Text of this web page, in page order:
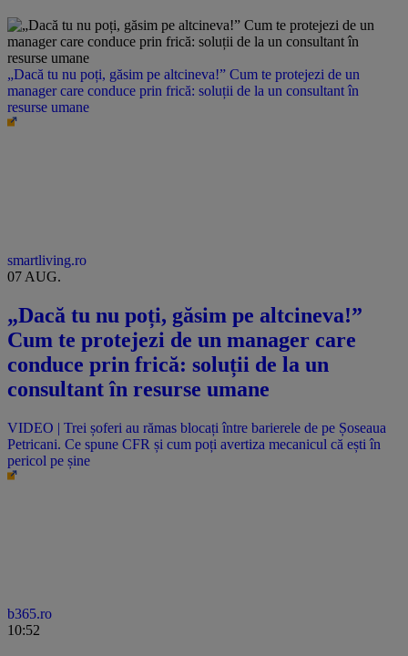
„Dacă tu nu poți, găsim pe altcineva!” Cum te protejezi de un
manager care conduce prin frică: soluții de la un consultant în
resurse umane
smartliving.ro
07 AUG.
„Dacă tu nu poți, găsim pe altcineva!”
Cum te protejezi de un manager care
conduce prin frică: soluții de la un
consultant în resurse umane
VIDEO | Trei șoferi au rămas blocați între barierele de pe Șoseaua
Petricani. Ce spune CFR și cum poți avertiza mecanicul că ești în
pericol pe șine
b365.ro
10:52